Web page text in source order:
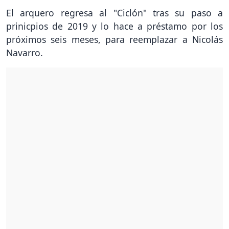
El arquero regresa al "Ciclón" tras su paso a
prinicpios de 2019 y lo hace a préstamo por los
próximos seis meses, para reemplazar a Nicolás
Navarro.